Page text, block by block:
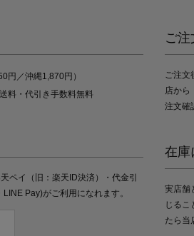
円／沖縄1,870円）
料・代引き手数料無料
ペイ（旧：楽天ID決済）・代金引
Pay)がご利用になれます。
ご
ご注文
店から
注文確
在庫
実店舗
じる
たら当